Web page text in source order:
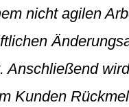
nicht agilen
Anschließend
Kunden